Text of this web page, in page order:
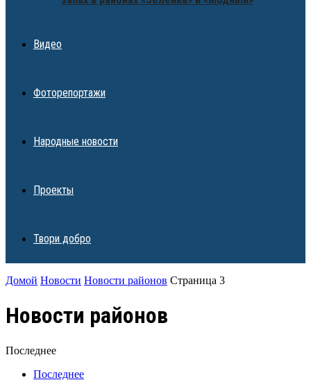
Видео
Фоторепортажи
Народные новости
Проекты
Твори добро
Домой Новости Новости районов Страница 3
Новости районов
Последнее
Последнее